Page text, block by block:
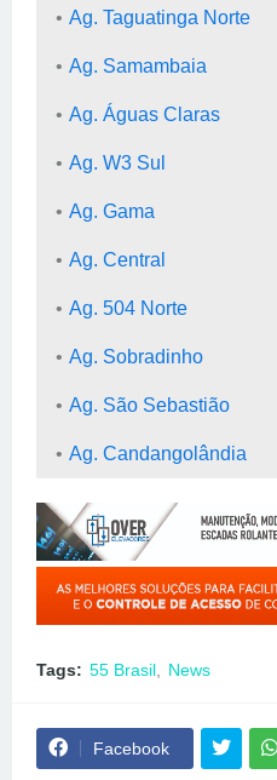
Ag. Taguatinga Norte
Ag. Samambaia
Ag. Águas Claras
Ag. W3 Sul
Ag. Gama
Ag. Central
Ag. 504 Norte
Ag. Sobradinho
Ag. São Sebastião
Ag. Candangolândia
Tags: 55 Brasil News
Facebook